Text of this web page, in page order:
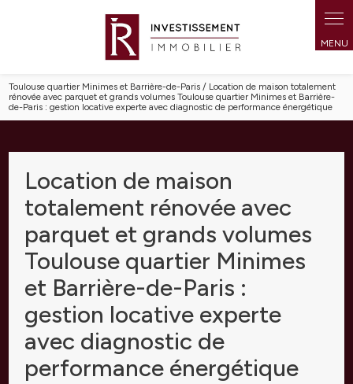
Toulouse quartier Minimes et Barrière-de-Paris / Location de maison totalement
rénovée avec parquet et grands volumes Toulouse quartier Minimes et Barrière-
de-Paris : gestion locative experte avec diagnostic de performance énergétique
Location de maison
totalement rénovée avec
parquet et grands volumes
Toulouse quartier Minimes
et Barrière-de-Paris :
gestion locative experte
avec diagnostic de
performance énergétique